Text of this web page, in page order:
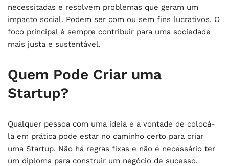
necessitadas e resolvem problemas que geram um
impacto social. Podem ser com ou sem fins lucrativos. O
foco principal é sempre contribuir para uma sociedade
mais justa e sustentável.
Quem Pode Criar uma
Startup?
Qualquer pessoa com uma ideia e a vontade de colocá-
la em prática pode estar no caminho certo para criar
uma Startup. Não há regras fixas e não é necessário ter
um diploma para construir um negócio de sucesso.